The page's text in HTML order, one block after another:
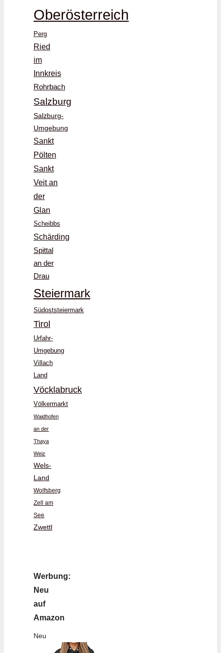
Oberösterreich
Perg
Ried
im
Innkreis
Rohrbach
Salzburg
Salzburg-
Umgebung
Sankt
Pölten
Sankt
Veit an
der
Glan
Scheibbs
Schärding
Spittal
an der
Drau
Steiermark
Südoststeiermark
Tirol
Urfahr-
Umgebung
Villach
Land
Vöcklabruck
Völkermarkt
Waidhofen
an der
Thaya
Weiz
Wels-
Land
Wolfsberg
Zell am
See
Zwettl
Werbung:
Neu
auf
Amazon
Neu